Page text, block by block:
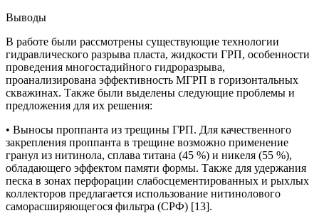
Выводы
В работе были рассмотрены существующие технологии
гидравлического разрыва пласта, жидкости ГРП, особенности
проведения многостадийного гидроразрыва,
проанализирована эффективность МГРП в горизонтальных
скважинах. Также были выделены следующие проблемы и
предложения для их решения:
• Выносы проппанта из трещины ГРП. Для качественного
закрепления проппанта в трещине возможно применение
гранул из нитинола, сплава титана (45 %) и никеля (55 %),
обладающего эффектом памяти формы. Также для удержания
песка в зонах перфорации слабосцементированных и рыхлых
коллекторов предлагается использование нитинолового
саморасширяющегося фильтра (СРФ) [13].